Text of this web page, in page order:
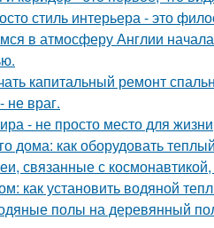
стиль интерьера - это
в атмосферу Англии
капитальный ремонт
враг.
- не просто место для
дома: как оборудовать
связанные с
как установить водяной
полы на деревянный